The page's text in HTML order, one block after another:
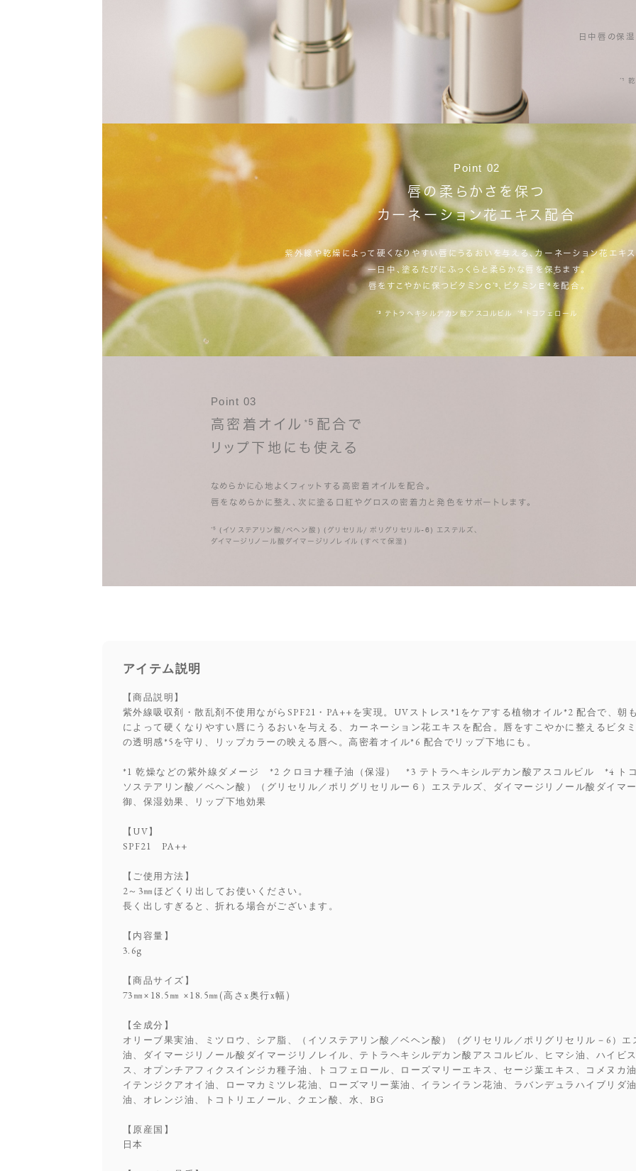
日中唇の保湿
* ¹
Point 02
唇の柔らかさを保つ
カーネーション花エキス配合
紫外線や乾燥によって硬くなりやすい唇にうるおいを与える、カーネーション花エキス
一日中、塗るたびにふっくらと柔らかな唇を保ちます。
唇をすこやかに保つビタミンC *³、ビタミンE *⁴を配合。
*³ テトラヘキシルデカン酸アスコルビル *⁴ トコフェロール
Point 03
高密着オイル *⁵配合で
リップ下地にも使える
なめらかに心地よくフィットする高密着オイルを配合。
唇をなめらかに整え、次に塗る口紅やグロスの密着力と発色をサポートします。
*⁵ (イソステアリン酸/ベヘン酸) (グリセリル/ ポリグリセリル-6) エステルズ、
ダイマージリノール酸ダイマージリノレイル (すべて保湿)
アイテム説明
【商品説明】
紫外線吸収剤・散乱剤不使用ながらSPF21・PA++を実現。UVストレス*1をケアする植物オイル*2 配合で、朝
によって硬くなりやすい唇にうるおいを与える、カーネーション花エキスを配合。唇をすこやかに整えるビタ
の透明感*5を守り、リップカラーの映える唇へ。高密着オイル*6 配合でリップ下地にも。
*1 乾燥などの紫外線ダメージ *2 クロヨナ種子油（保湿） *3 テトラヘキシルデカン酸アスコルビル *4
ソステアリン酸／ベヘン酸）（グリセリル／ポリグリセリルー６）エステルズ、ダイマージリノール酸ダイマ
御、保湿効果、リップ下地効果
【UV】
SPF21 PA++
【ご使用方法】
2～3㎜ほどくり出してお使いください。
長く出しすぎると、折れる場合がございます。
【内容量】
3.6g
【商品サイズ】
73㎜×18.5㎜ ×18.5㎜(高さx奥行x幅)
【全成分】
オリーブ果実油、ミツロウ、シア脂、（イソステアリン酸／ベヘン酸）（グリセリル／ポリグリセリル－6）
油、ダイマージリノール酸ダイマージリノレイル、テトラヘキシルデカン酸アスコルビル、ヒマシ油、ハイビ
ス、オプンチアフィクスインジカ種子油、トコフェロール、ローズマリーエキス、セージ葉エキス、コメヌカ
イテンジクアオイ油、ローマカミツレ花油、ローズマリー葉油、イランイラン花油、ラバンデュラハイブリダ
油、オレンジ油、トコトリエノール、クエン酸、水、BG
【原産国】
日本